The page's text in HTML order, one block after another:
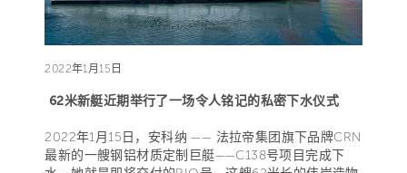
2022年1月15日
62米新艇近期举行了一场令人铭记的私密下水仪式
2022年1月15日，安科纳 —— 法拉帝集团旗下品牌CRN
最新的一艘钢铝材质定制巨艇——C138号项目完成下